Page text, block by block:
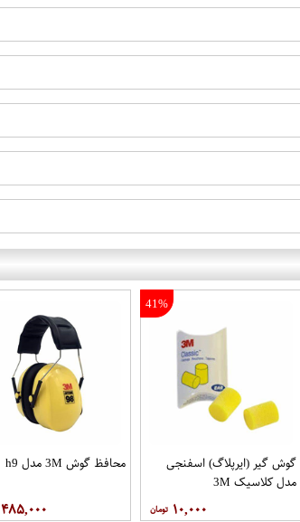
41%
گوش گیر (ایرپلاگ) اسفنجی
مدل کلاسیک 3M
۱۰,۰۰۰
محافظ گوش 3M مدل h9
۴۸۵,۰۰۰